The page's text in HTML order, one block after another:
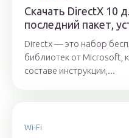
Скачать DirectX 10
последний пакет,
Directx — это набор
библиотек от Microsoft,
составе инструкции,...
Wi-Fi